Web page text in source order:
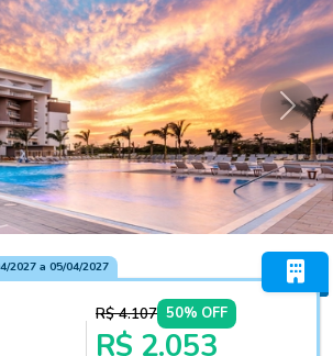
2027a 05/04/2027
R$ 4.107 50% OFF
R$ 2.053